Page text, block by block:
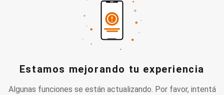
Estamos mejorando tu experiencia
Algunas funciones se están actualizando. Por favor, intentá